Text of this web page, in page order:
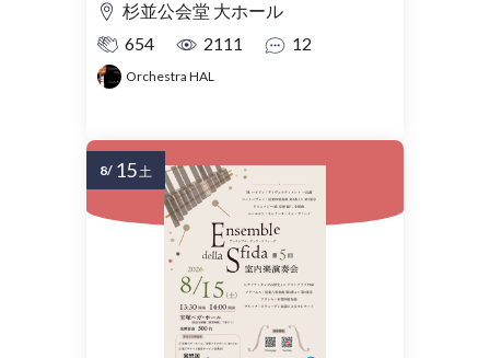
杉並公会堂 大ホール
654
2111 12
Orchestra HAL
8/ 15土